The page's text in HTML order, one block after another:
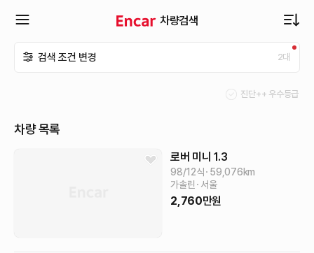
차량검색
검색 조건 변경 2대
진단++ 우수등급
차량 목록
로버 미니 1.3
98/12식 59,076km
가솔린
서울
2,760만원